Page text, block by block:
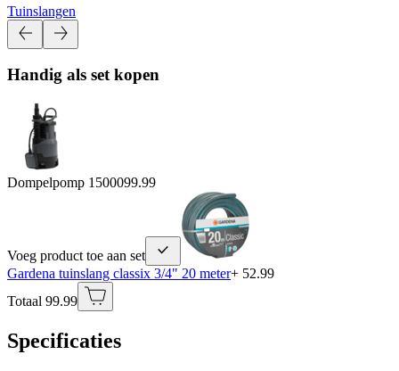
Tuinslangen
Handig als set kopen
Dompelpomp 1500099.99
Voeg product toe aan set
Gardena tuinslang classix 3/4" 20 meter+ 52.99
Totaal 99.99
Specificaties